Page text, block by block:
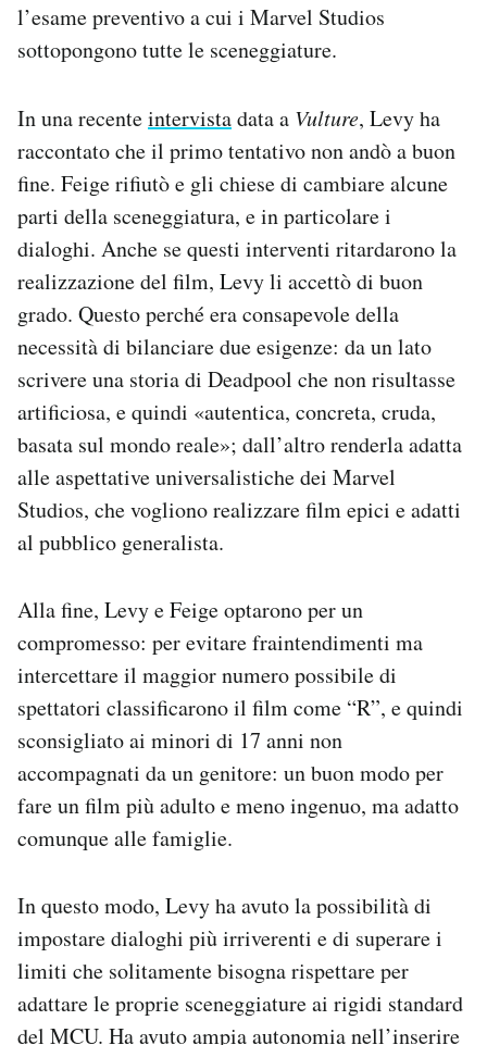
l’esame preventivo a cui i Marvel Studios
sottopongono tutte le sceneggiature.
In una recenteintervistadata a Vulture, Levy ha
raccontato che il primo tentativo non andò a buon
fine. Feige rifiutò e gli chiese di cambiare alcune
parti della sceneggiatura, e in particolare i
dialoghi. Anche se questi interventi ritardarono la
realizzazione del film, Levy li accettò di buon
grado. Questo perché era consapevole della
necessità di bilanciare due esigenze: da un lato
scrivere una storia di Deadpool che non risultasse
artificiosa, e quindi «autentica, concreta, cruda,
basata sul mondo reale»; dall’altro renderla adatta
alle aspettative universalistiche dei Marvel
Studios, che vogliono realizzare film epici e adatti
al pubblico generalista.
Alla fine, Levy e Feige optarono per un
compromesso: per evitare fraintendimenti ma
intercettare il maggior numero possibile di
spettatori classificarono il film come “R”, e quindi
sconsigliato ai minori di 17 anni non
accompagnati da un genitore: un buon modo per
fare un film più adulto e meno ingenuo, ma adatto
comunque alle famiglie.
In questo modo, Levy ha avuto la possibilità di
impostare dialoghi più irriverenti e di superare i
limiti che solitamente bisogna rispettare per
adattare le proprie sceneggiature ai rigidi standard
del MCU. Ha avuto ampia autonomia nell’inserire